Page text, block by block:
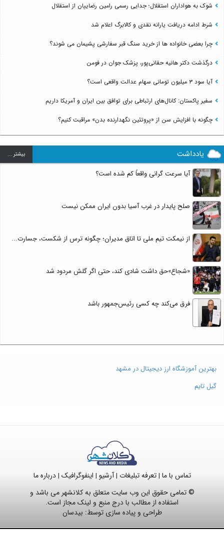
شوک به هواداران استقلال؛ جدایی رسمی رامین رضاییان از استقلال
شرط ادامه دریافت یارانه نقدی و کالابرگ اعلام شد
چرا بعضی خانواده ها از خرید سنگ قبر سفارشی پشیمان می شوند؟
درگذشت دکتر هانیه حقانی‌پور، پزشک جوان در فومن
آیا سود ۳ میلیون تومانی سهام عدالت واقعی است؟
سفیر پاکستان: کانال‌های ارتباطی برای توافق بین ایران و آمریکا داریم
چگونه با افزایش سن از «پروتئین نگهدارنده بدن» مراقبت کنیم؟
یادداشت بيشتر ...
آیا سرعت گرانی واقعاً کم شده است؟
صلح پایدار در غرب آسیا بدون ایران ممکن نیست
از نیمکت تیم ملی تا اتاق مدیران؛ چگونه ترس از شکست، جسارت...
«شجاع»حق داشت شادی کند، حتی اگر گلش مردود شد
فرق می‌کند چه کسی رئیس‌جمهور باشد
بهترین آموزشگاه ارز دیجیتال در مشهد
گیل تایم
تماس با ما |تعرفه تبلیغات |آرشیو | اینفوگرافیک |درباره ما
© تمامی حقوق این وب سایت متعلق به کلانشهر می باشد و
استفاده از مطالب با درج منبع و لینک مجاز است.
طراحی و پیاده سازی توسط: بیدسان